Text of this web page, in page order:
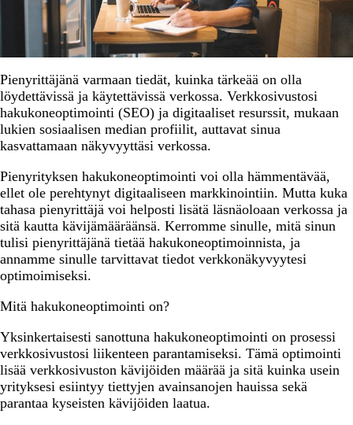
Pienyrittäjänä varmaan tiedät, kuinka tärkeää on olla
löydettävissä ja käytettävissä verkossa. Verkkosivustosi
hakukoneoptimointi (SEO) ja digitaaliset resurssit, mukaan
lukien sosiaalisen median profiilit, auttavat sinua
kasvattamaan näkyvyyttäsi verkossa.
Pienyrityksen hakukoneoptimointi voi olla hämmentävää,
ellet ole perehtynyt digitaaliseen markkinointiin. Mutta kuka
tahasa pienyrittäjä voi helposti lisätä läsnäoloaan verkossa ja
sitä kautta kävijämääräänsä. Kerromme sinulle, mitä sinun
tulisi pienyrittäjänä tietää hakukoneoptimoinnista, ja
annamme sinulle tarvittavat tiedot verkkonäkyvyytesi
optimoimiseksi.
Mitä hakukoneoptimointi on?
Yksinkertaisesti sanottuna hakukoneoptimointi on prosessi
verkkosivustosi liikenteen parantamiseksi. Tämä optimointi
lisää verkkosivuston kävijöiden määrää ja sitä kuinka usein
yrityksesi esiintyy tiettyjen avainsanojen hauissa sekä
parantaa kyseisten kävijöiden laatua.